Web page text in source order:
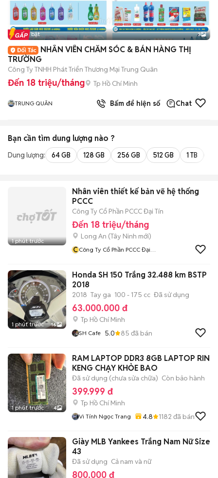
Tin nổi bật 3
NHÂN VIÊN CHĂM SÓC & BÁN HÀNG THỊ
TRƯỜNG
Công Ty TNHH Phát Triển Thương Mại Trung Quân
Đến 18 triệu/tháng Tp Hồ Chí Minh
TRUNG QUÂN Bấm để hiện số Chat
Bạn cần tìm dung lượng nào ?
Dung lượng: 64 GB 128 GB 256 GB 512 GB 1 TB
1 phút trước
Nhân viên thiết kế bản vẽ hệ thống
PCCC
Công Ty Cổ Phần PCCC Đại Tín
Đến 18 triệu/tháng
Long An (Tây Ninh mới)
CCông Ty Cổ Phần PCCC Đại
1 phút trước 16
Honda SH 150 Trắng 32.488 km BSTP
2018
2018 Tay ga 100 - 175 cc Đã sử dụng
63.000.000 đ
Tp Hồ Chí Minh
SH Cafe 5.0 85 đã bán
1 phút trước 4
RAM LAPTOP DDR3 8GB LAPTOP RIN
KENG CHẠY KHỎE BAO
Đã sử dụng (chưa sửa chữa) Còn bảo hành
399.999 đ
Tp Hồ Chí Minh
Vi Tính Ngọc Trang 4.8 1182 đã bán
Giày MLB Yankees Trắng Nam Nữ Size
43
Đã sử dụng Cả nam và nữ
800.000 đ